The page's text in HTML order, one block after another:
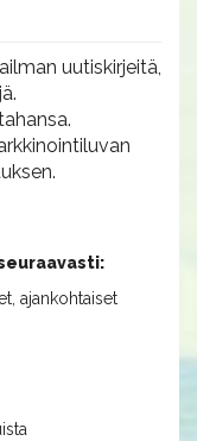
uutiskirjeitä,
ajankohtaiset